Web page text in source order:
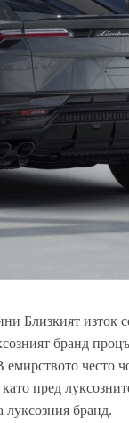
Близкият изток
бранд
често
пред
бранд.